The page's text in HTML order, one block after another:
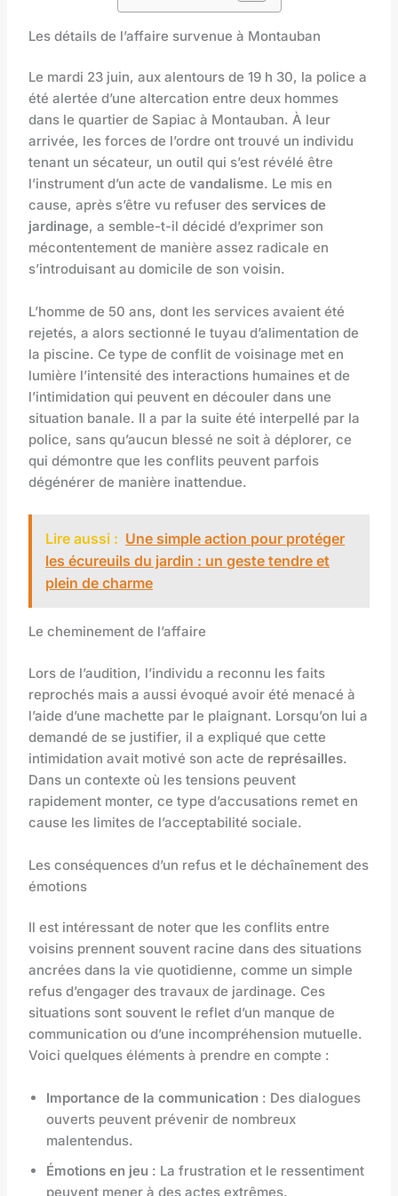
Les détails de l’affaire survenue à Montauban
Le mardi 23 juin, aux alentours de 19 h 30, la police a
été alertée d’une altercation entre deux hommes
dans le quartier de Sapiac à Montauban. À leur
arrivée, les forces de l’ordre ont trouvé un individu
tenant un sécateur, un outil qui s’est révélé être
l’instrument d’un acte devandalisme. Le mis en
cause, après s’être vu refuser des services de
jardinage, a semble-t-il décidé d’exprimer son
mécontentement de manière assez radicale en
s’introduisant au domicile de son voisin.
L’homme de 50 ans, dont les services avaient été
rejetés, a alors sectionné le tuyau d’alimentation de
la piscine. Ce type de conflit de voisinage met en
lumière l’intensité des interactions humaines et de
l’intimidation qui peuvent en découler dans une
situation banale. Il a par la suite été interpellé par la
police, sans qu’aucun blessé ne soit à déplorer, ce
qui démontre que les conflits peuvent parfois
dégénérer de manière inattendue.
Lire aussi : Une simple action pour protéger
les écureuils du jardin : un geste tendre et
plein de charme
Le cheminement de l’affaire
Lors de l’audition, l’individu a reconnu les faits
reprochés mais a aussi évoqué avoir été menacé à
l’aide d’une machette par le plaignant. Lorsqu’on lui a
demandé de se justifier, il a expliqué que cette
intimidation avait motivé son acte de représailles.
Dans un contexte où les tensions peuvent
rapidement monter, ce type d’accusations remet en
cause les limites de l’acceptabilité sociale.
Les conséquences d’un refus et le déchaînement des
émotions
Il est intéressant de noter que les conflits entre
voisins prennent souvent racine dans des situations
ancrées dans la vie quotidienne, comme un simple
refus d’engager des travaux de jardinage. Ces
situations sont souvent le reflet d’un manque de
communication ou d’une incompréhension mutuelle.
Voici quelques éléments à prendre en compte :
Importance de la communication : Des dialogues
ouverts peuvent prévenir de nombreux
malentendus.
Émotions en jeu : La frustration et le ressentiment
peuvent mener à des actes extrêmes.